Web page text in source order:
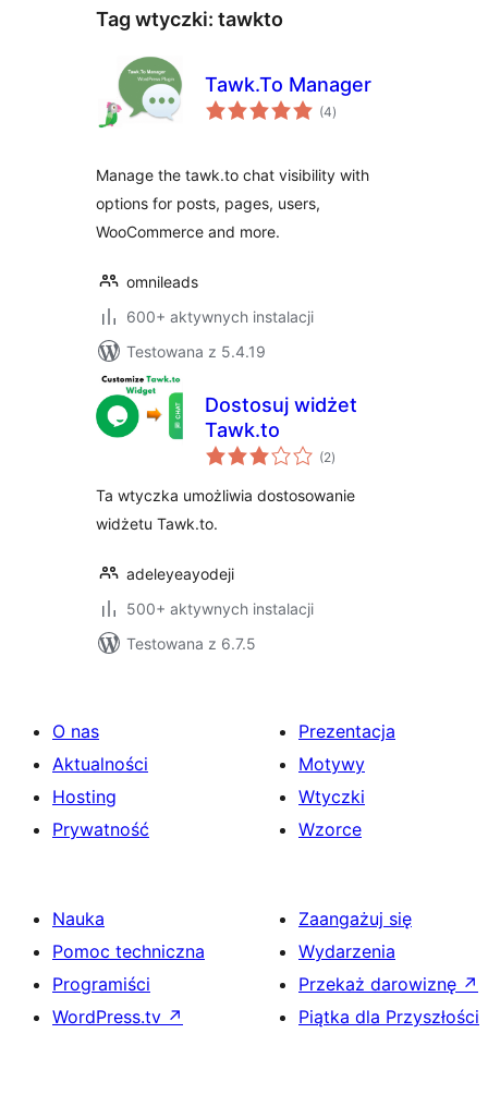
Tag wtyczki: tawkto
Tawk.To Manager
(4wszystkich
ocen
)
Manage the tawk.to chat visibility with
options for posts, pages, users,
WooCommerce and more.
omnileads
600+ aktywnych instalacji
Testowana z 5.4.19
Dostosuj widżet
Tawk.to
(2wszystkich
ocen
)
Ta wtyczka umożliwia dostosowanie
widżetu Tawk.to.
adeleyeayodeji
500+ aktywnych instalacji
Testowana z 6.7.5
O nas
Aktualności
Hosting
Prywatność
Prezentacja
Motywy
Wtyczki
Wzorce
Nauka
Pomoc techniczna
Programiści
WordPress.tv ↗
Zaangażuj się
Wydarzenia
Przekaż darowiznę ↗
Piątka dla Przyszłości